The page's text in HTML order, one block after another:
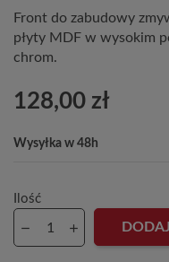
Front do zabudowy
płyty MDF w wysokim
chrom.
128,00 zł
Wysyłka w 48h
Ilość